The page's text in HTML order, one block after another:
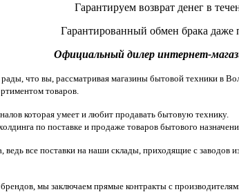
Гарантируем возврат денег в
Гарантированный обмен брака даже
Официальный дилер интернет-
что вы, рассматривая магазины бытовой техники в
товаров.
которая умеет и любит продавать бытовую технику.
по поставке и продаже товаров бытового
все поставки на наши склады, приходящие с
мы заключаем прямые контракты с